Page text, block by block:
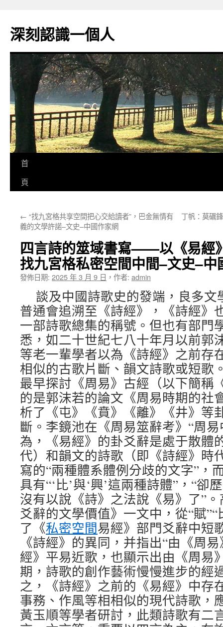
主
要
深刻認識一個人
首
頁
← “找九宮格共享空間把心交給讀者”，巴金無情有
義的文學許諾–文史–中國作家網
丁帆：莫礪
四言詩的筮域書寫——以《易經
找九宮格私密空間中間–文史–中
發佈日期: 2025 年 3 月 9 日 ， 作者: admin
談及中國詩歌史的發端，良多
普通會追溯至《詩經》，《詩經》
一部詩歌總集的稱號。但也有部門
悉，如二十世紀七八十年月以前郭
等老一輩學者以為《詩經》之前存
相似的古歌片斷、韻文詩歌或短歌
最早探討《周易》古經（以下簡稱
的是郭沫若的論文《周易時期的社
析了《屯》《賁》《離》《井》等
斷。李鏡池在《周易筮辭考》“周
為，《易經》的卦爻辭是處于散體
代）和韻文的詩歌（即《詩經》時
寫的“兩種體系體例分歧的文字”，
具有“‘比’與‘興’這兩種詩體”，“卻
沒有以說《詩》之法說《易》了”
爻辭的文學價值》一文中，從“賦”“
了《私密空間易經》部門爻辭中短
《詩經》的異同，并指出“由《周
經》平易近歌，也顯示出由《周易
期，詩歌的創作藝術慢慢進步的經
之，《詩經》之前的《易經》中存
事務、作風等相相似的現代詩歌，
黃玉順等學者研討，此類詩歌有二